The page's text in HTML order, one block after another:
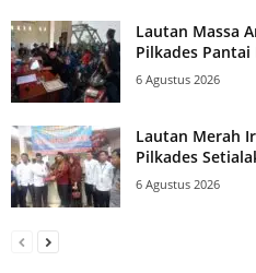
Lautan Massa
Pilkades Pantai
6 Agustus 2026
Lautan Merah
Pilkades
6 Agustus 2026